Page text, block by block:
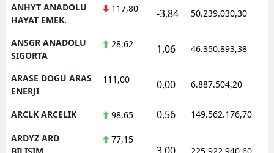
ANHYT ANADOLU
HAYAT EMEK.
117,80 -3,84 50.239.030,30
ANSGR ANADOLU
SIGORTA
28,62 1,06 46.350.893,38
ARASE DOGU ARAS
ENERJI
111,00 0,00 6.887.504,20
ARCLK ARCELIK 98,65 0,56 149.562.176,70
ARDYZ ARD
BILISIM
77,15
3,00 225.922.940,60